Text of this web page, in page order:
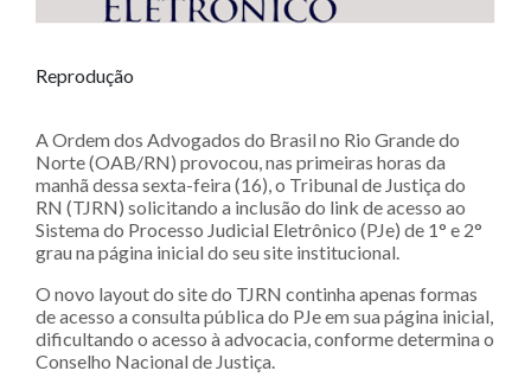
Reprodução
A Ordem dos Advogados do Brasil no Rio Grande do
Norte (OAB/RN) provocou, nas primeiras horas da
manhã dessa sexta-feira (16), o Tribunal de Justiça do
RN (TJRN) solicitando a inclusão do link de acesso ao
Sistema do Processo Judicial Eletrônico (PJe) de 1° e 2°
grau na página inicial do seu site institucional.
O novo layout do site do TJRN continha apenas formas
de acesso a consulta pública do PJe em sua página inicial,
dificultando o acesso à advocacia, conforme determina o
Conselho Nacional de Justiça.